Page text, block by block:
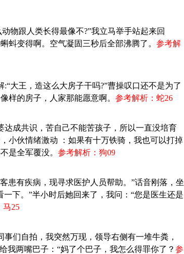
物跟人类长得最像不?”我立马举手站起来回
蚪变得啊。空气凝固三秒后全部沸腾了。 参考解
大王，造这么大房子干吗?”曹操叹口还不是为了
样的房子，人家那能愿意啊。 参考解析：蛇26
成共识，苦自己不能苦孩子，所以一直没培育
小伙情绪激动 ：如果有十万铁骑，我也可以打掉
是全军覆没。 参考解析：狗09
患有疾病，现寻求医护人员帮助。”话音刚落，坐
下。”半小时后她回来了，我问：“您是医生还是
马25
们自拍，我突然万现，领导右侧有一堆牛粪，
我两嘴巴子：“妈了个巴子，我怎么得罪你了？ 参